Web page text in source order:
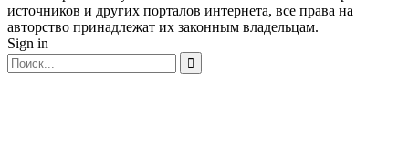
источников и других порталов интернета, все права на
авторство принадлежат их законным владельцам.
Sign in